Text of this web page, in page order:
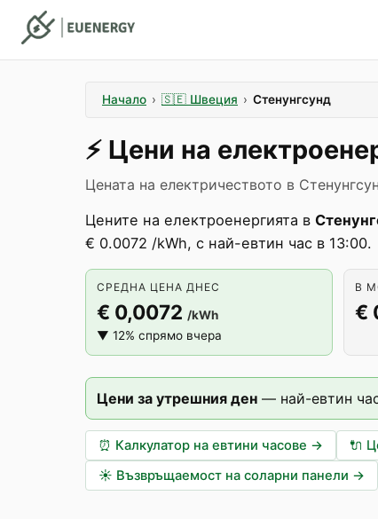
Начало › 🇸🇪 Швеция › Стенунгсунд
⚡️ Цени на
Цената на електричеството в
Цените на електроенергията в
€ 0.0072 /kWh, с най-евтин час в 13:00.
СРЕДНА ЦЕНА ДНЕС
€ 0,0072 /kWh
▼ 12% спрямо вчера
В
€
Цени за утрешния ден — най-евтин
⏰ Калкулатор на евтини часове → 🔌
☀️ Възвръщаемост на соларни панели →